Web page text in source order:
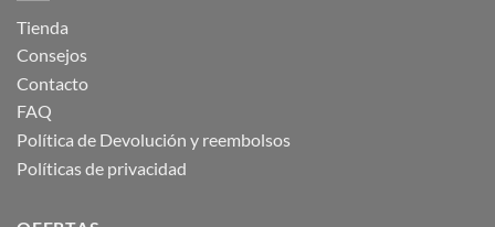
Tienda
Consejos
Contacto
FAQ
Política de Devolución y reembolsos
Políticas de privacidad